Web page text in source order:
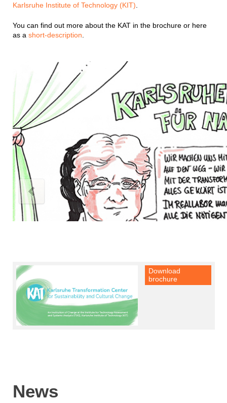
Karlsruhe Institute of Technology (KIT)
You can find out more about the KAT in the brochure or here
as a short-description
Download
brochure
News